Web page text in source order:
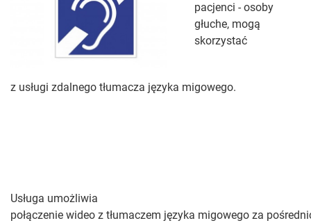
pacjenci - osoby
głuche, mogą
skorzystać
z usługi zdalnego tłumacza języka migowego.
Usługa umożliwia
połączenie wideo z tłumaczem języka migowego za